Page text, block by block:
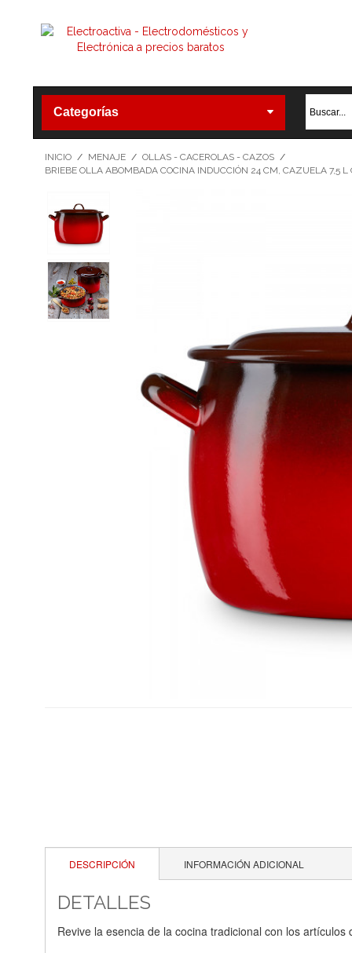
Categorías
INICIO / MENAJE / OLLAS - CACEROLAS - CAZOS /
BRIEBE OLLA ABOMBADA COCINA INDUCCIÓN 24 CM, CAZUELA 7,5 L
DESCRIPCIÓN INFORMACIÓN ADICIONAL
DETALLES
Revive la esencia de la cocina tradicional con los